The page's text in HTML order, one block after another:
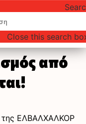
Close this search
από
EΛΒΑΛΧΑΛΚΟΡ